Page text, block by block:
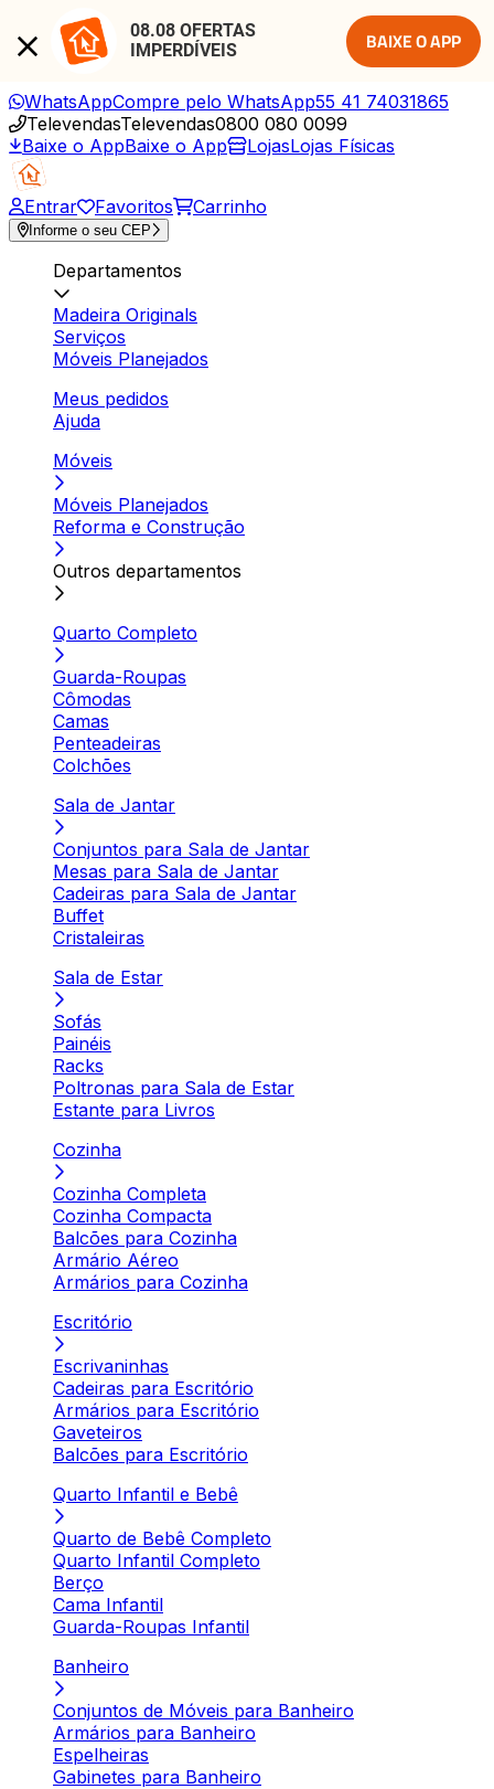
08.08 OFERTAS
IMPERDÍVEIS
BAIXE O APP
WhatsAppCompre pelo WhatsApp55 41 74031865
TelevendasTelevendas0800 080 0099
Baixe o AppBaixe o App LojasLojas Físicas
Entrar Favoritos Carrinho
Informe o seu CEP
Departamentos
Madeira Originals
Serviços
Móveis Planejados
Meus pedidos
Ajuda
Móveis
Móveis Planejados
Reforma e Construção
Outros departamentos
Quarto Completo
Guarda-Roupas
Cômodas
Camas
Penteadeiras
Colchões
Sala de Jantar
Conjuntos para Sala de Jantar
Mesas para Sala de Jantar
Cadeiras para Sala de Jantar
Buffet
Cristaleiras
Sala de Estar
Sofás
Painéis
Racks
Poltronas para Sala de Estar
Estante para Livros
Cozinha
Cozinha Completa
Cozinha Compacta
Balcões para Cozinha
Armário Aéreo
Armários para Cozinha
Escritório
Escrivaninhas
Cadeiras para Escritório
Armários para Escritório
Gaveteiros
Balcões para Escritório
Quarto Infantil e Bebê
Quarto de Bebê Completo
Quarto Infantil Completo
Berço
Cama Infantil
Guarda-Roupas Infantil
Banheiro
Conjuntos de Móveis para Banheiro
Armários para Banheiro
Espelheiras
Gabinetes para Banheiro